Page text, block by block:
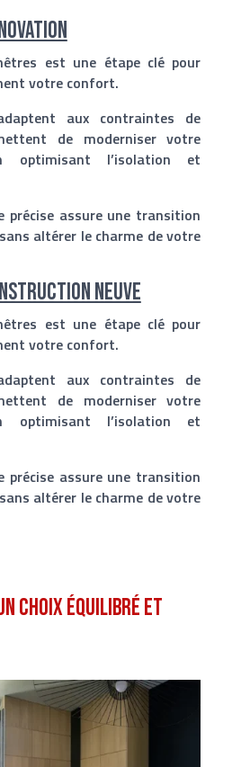
est une étape clé pour
votre confort.
aux contraintes de
de moderniser votre
l’isolation et
précise assure une transition
altérer le charme de votre
neuve
est une étape clé pour
votre confort.
aux contraintes de
de moderniser votre
l’isolation et
précise assure une transition
altérer le charme de votre
choix équilibré et